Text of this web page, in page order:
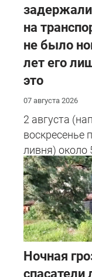
на
не было
лет его
это
07 августа 2026
2 августа
воскресенье
ливня) около
улице
у...
Ночная
спасатели